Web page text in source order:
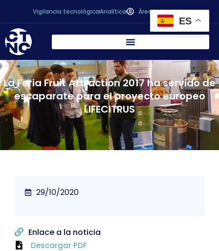
Vigilancia tecnológicaAnalítica Área personal
La Feria Fruit Attraction 2017 ha servido de
escaparate para el proyecto europeo
LIFECITRUS
29/10/2020
Enlace a la noticia
Descargar PDF
ES